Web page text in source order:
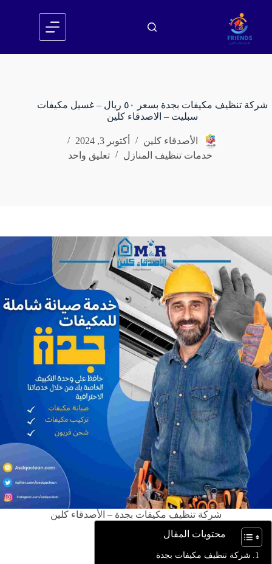
المحتوى
شركة تنظيف مكيفات بجدة بسعر ٥٠ ريال – غسيل مكيفات
سبليت – الاصدقاء كلين
الأصدقاء كلين
أكتوبر 3, 2024
خدمات تنظيف المنازل
تعليق واحد
شركة تنظيف مكيفات بجدة – الأصدقاء كلين
محتويات المقال
شركة تنظيف مكيفات بجدة